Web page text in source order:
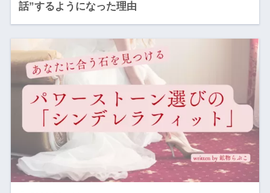
話”するようになった理由